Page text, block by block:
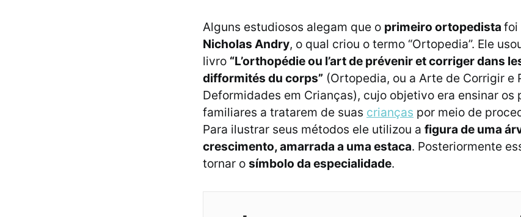
Alguns estudiosos alegam que o primeiro ortopedista foi
Nicholas Andry, o qual criou o termo “Ortopedia”. Ele
livro “L’orthopédie ou l’art de prévenir et corriger dans
difformités du corps” (Ortopedia, ou a Arte de Corrigir e
Deformidades em Crianças), cujo objetivo era ensinar os
familiares a tratarem de suas crianças por meio de
Para ilustrar seus métodos ele utilizou a figura de uma
crescimento, amarrada a uma estaca. Posteriormente
tornar o símbolo da especialidade.